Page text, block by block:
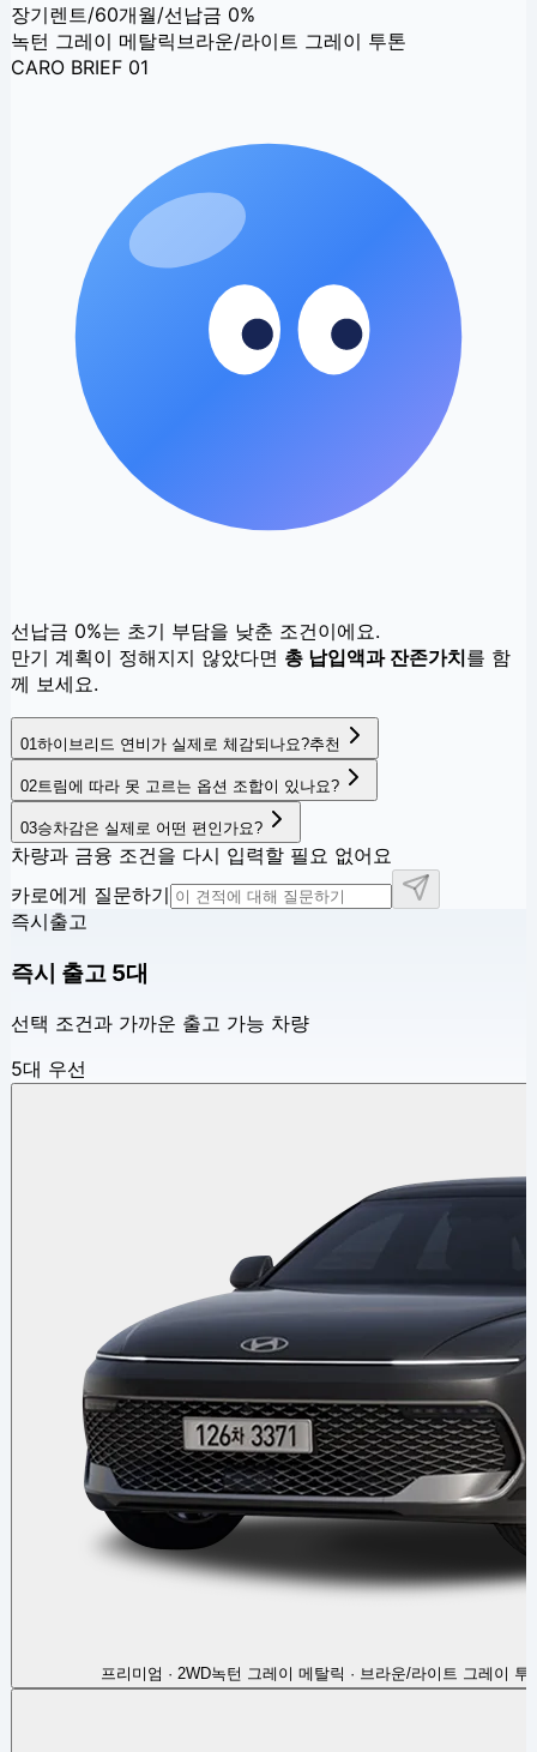
장기렌트/60개월/선납금 0%
녹턴 그레이 메탈릭 브라운/라이트 그레이 투톤
CARO BRIEF 01
선납금 0%는 초기 부담을 낮춘 조건이에요.
만기 계획이 정해지지 않았다면 총 납입액과 잔존가치를 함
께 보세요.
01 하이브리드 연비가 실제로 체감되나요?추천
02트림에 따라 못 고르는 옵션 조합이 있나요?
03승차감은 실제로 어떤 편인가요?
차량과 금융 조건을 다시 입력할 필요 없어요
카로에게 질문하기
즉시출고
즉시 출고 5대
선택 조건과 가까운 출고 가능 차량
5대 우선
프리미엄 · 2WD녹턴 그레이 메탈릭 · 브라운/라이트 그레이 투